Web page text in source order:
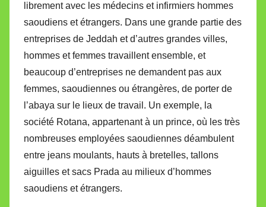
librement avec les médecins et infirmiers hommes
saoudiens et étrangers. Dans une grande partie des
entreprises de Jeddah et d’autres grandes villes,
hommes et femmes travaillent ensemble, et
beaucoup d’entreprises ne demandent pas aux
femmes, saoudiennes ou étrangères, de porter de
l’abaya sur le lieux de travail. Un exemple, la
société Rotana, appartenant à un prince, où les très
nombreuses employées saoudiennes déambulent
entre jeans moulants, hauts à bretelles, tallons
aiguilles et sacs Prada au milieux d’hommes
saoudiens et étrangers.